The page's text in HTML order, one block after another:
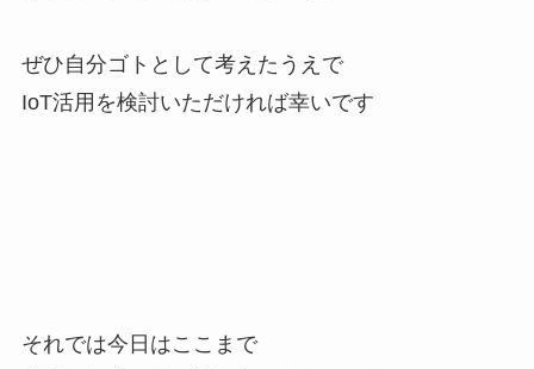
ぜひ自分ゴトとして考えたうえで
IoT活用を検討いただければ幸いです
それでは今日はここまで